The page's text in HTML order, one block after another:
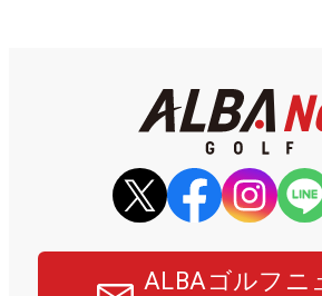
ALBAゴルフニ